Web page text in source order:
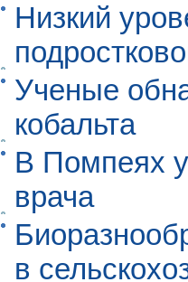
Низкий
Ученые
кобальта
В Помпеях
врача
в